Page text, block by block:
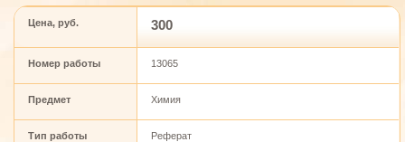
Цена, руб. 300
Номер работы 13065
Предмет Химия
Тип работы Реферат